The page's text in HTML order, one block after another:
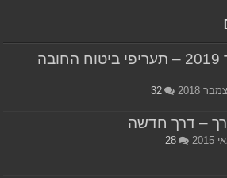
מינואר 2019 – תעריפי ביטוח החובה
32
– דרך חדשה
28